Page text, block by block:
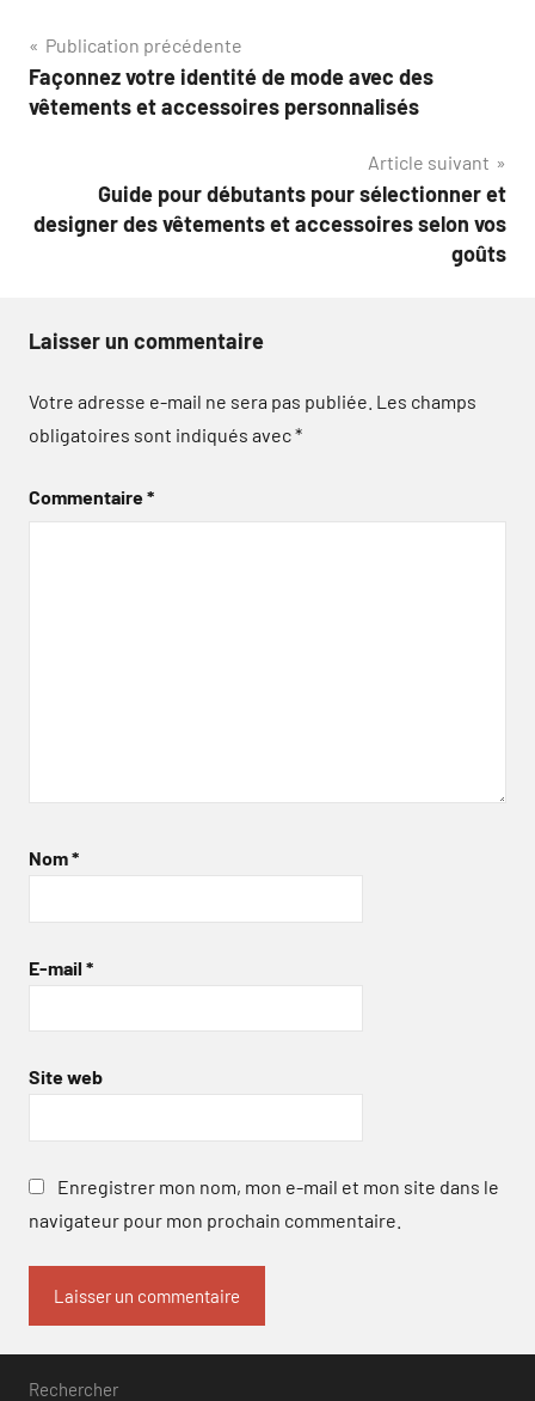
Navigation
de
Publication précédente
Façonnez votre identité de mode avec des
vêtements et accessoires personnalisés
Article suivant
Guide pour débutants pour sélectionner et
designer des vêtements et accessoires selon vos
goûts
Laisser un commentaire
Votre adresse e-mail ne sera pas publiée. Les champs
obligatoires sont indiqués avec*
Commentaire*
Nom*
E-mail *
Site web
Enregistrer mon nom, mon e-mail et mon site dans le
navigateur pour mon prochain commentaire.
Rechercher